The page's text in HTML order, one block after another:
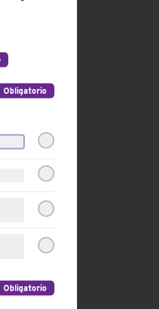
Obligatorio
Obligatorio